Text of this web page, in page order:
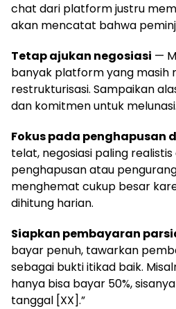
chat dari platform justru
akan mencatat bahwa
Tetap ajukan negosiasi —
banyak platform yang masih
restrukturisasi. Sampaikan
dan komitmen untuk melunasi.
Fokus pada penghapusan
telat, negosiasi paling
penghapusan atau
menghemat cukup besar
dihitung harian.
Siapkan pembayaran
bayar penuh, tawarkan
sebagai bukti itikad baik.
hanya bisa bayar 50%,
tanggal [XX].”